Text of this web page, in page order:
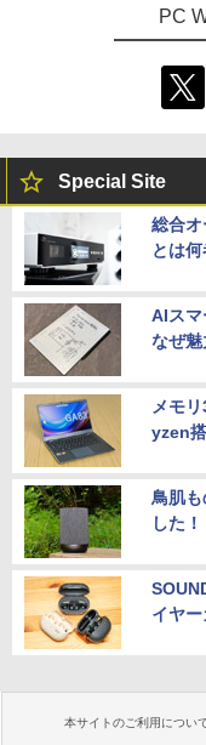
PC
Special Site
総合
とは何
AIスマ
なぜ魅
メモ
yzen
鳥肌
した！
イヤ
本サイトのご利用につい